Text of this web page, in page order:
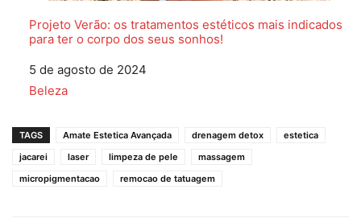
Projeto Verão: os tratamentos estéticos mais indicados
para ter o corpo dos seus sonhos!
Data
5 de agosto de 2024
Em relação a
Beleza
TAGS Amate Estetica Avançada drenagem detox
estetica
jacarei
laser limpeza de pele
massagem
micropigmentacao
remocao de tatuagem